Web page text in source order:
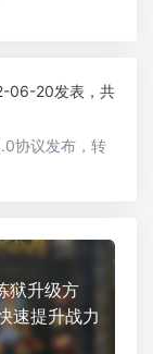
06-20发表，共
协议发布，转
狱升级方
速提升战力